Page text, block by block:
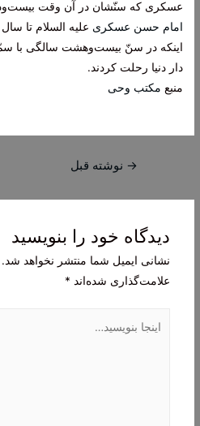
عسکری که سنّشان در آن وقت
امام حسن عسکری
اینکه در سنّ بیست‌وهشت سالگی با سمّ
دار دنیا رحلت کردند.
منبع مکتب وحی
راهبری
→ نوشته قبل
دیدگاه‌ خود را بنویسید
نشانی ایمیل شما منتشر نخواهد شد.
علامت‌گذاری شده‌اند *
بنویسید…